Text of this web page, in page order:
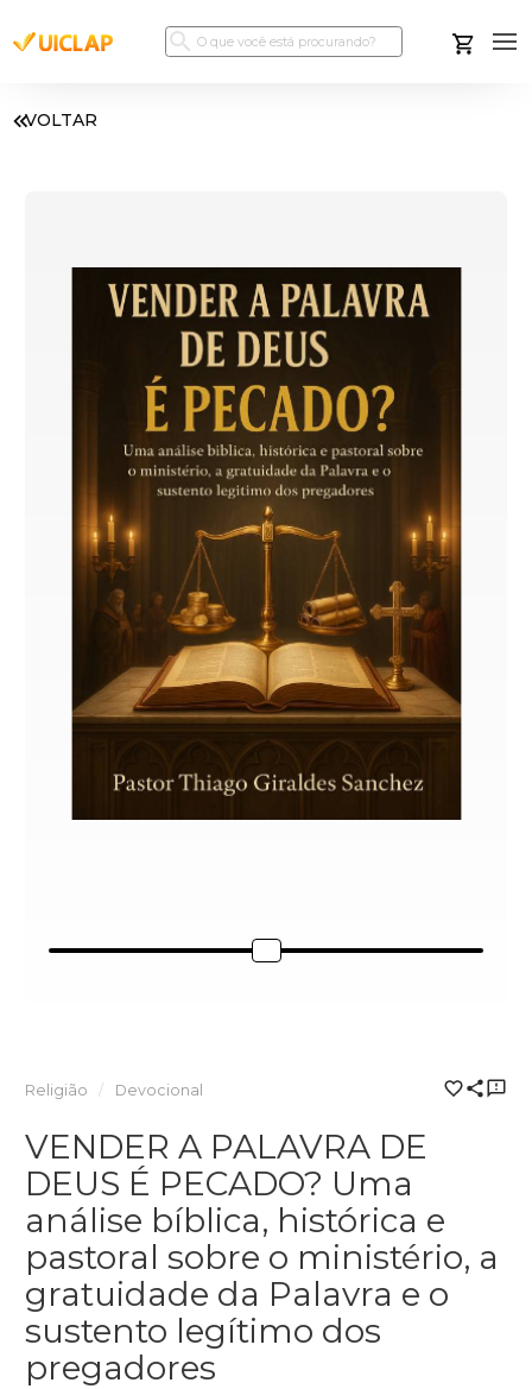
VOLTAR
Religião Devocional
VENDER A PALAVRA DE
DEUS É PECADO? Uma
análise bíblica, histórica e
pastoral sobre o ministério, a
gratuidade da Palavra e o
sustento legítimo dos
pregadores